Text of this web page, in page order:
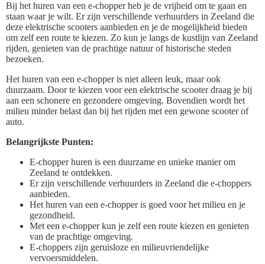
Bij het huren van een e-chopper heb je de vrijheid om te gaan en
staan waar je wilt. Er zijn verschillende verhuurders in Zeeland die
deze elektrische scooters aanbieden en je de mogelijkheid bieden
om zelf een route te kiezen. Zo kun je langs de kustlijn van Zeeland
rijden, genieten van de prachtige natuur of historische steden
bezoeken.
Het huren van een e-chopper is niet alleen leuk, maar ook
duurzaam. Door te kiezen voor een elektrische scooter draag je bij
aan een schonere en gezondere omgeving. Bovendien wordt het
milieu minder belast dan bij het rijden met een gewone scooter of
auto.
Belangrijkste Punten:
E-chopper huren is een duurzame en unieke manier om
Zeeland te ontdekken.
Er zijn verschillende verhuurders in Zeeland die e-choppers
aanbieden.
Het huren van een e-chopper is goed voor het milieu en je
gezondheid.
Met een e-chopper kun je zelf een route kiezen en genieten
van de prachtige omgeving.
E-choppers zijn geruisloze en milieuvriendelijke
vervoersmiddelen.